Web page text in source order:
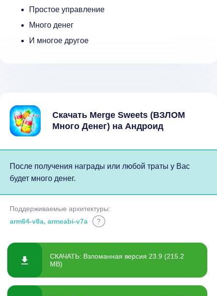
Простое управление
Много денег
И многое другое
Скачать Merge Sweets (ВЗЛОМ
Много Денег) на Андроид
После получения награды или любой траты у Вас
будет много денег.
Поддерживаемые архитектуры:
arm64-v8a, armeabi-v7a
?
СКАЧАТЬ: Взломанная версия 23.9 (215.2
MB)